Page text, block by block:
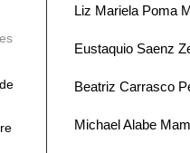
Liz Mariela Poma
Eustaquio Saenz
Beatriz Carrasco
Michael Alabe